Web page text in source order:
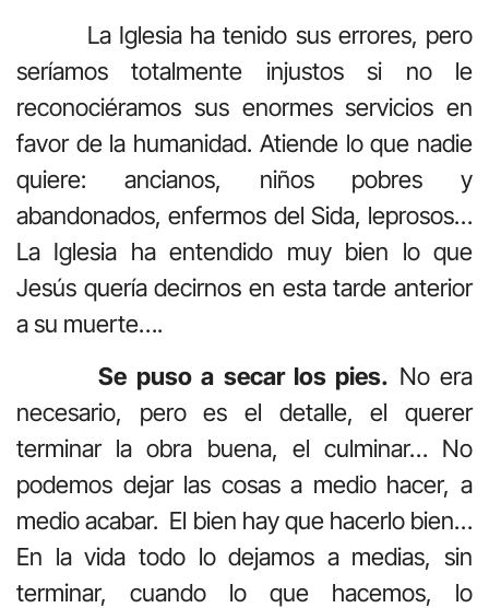
La Iglesia ha tenido sus errores, pero
seríamos totalmente injustos si no le
reconociéramos sus enormes servicios en
favor de la humanidad. Atiende lo que nadie
quiere: ancianos, niños pobres y
abandonados, enfermos del Sida, leprosos…
La Iglesia ha entendido muy bien lo que
Jesús quería decirnos en esta tarde anterior
a su muerte….
Se puso a secar los pies. No era
necesario, pero es el detalle, el querer
terminar la obra buena, el culminar… No
podemos dejar las cosas a medio hacer, a
medio acabar. El bien hay que hacerlo bien…
En la vida todo lo dejamos a medias, sin
terminar, cuando lo que hacemos, lo